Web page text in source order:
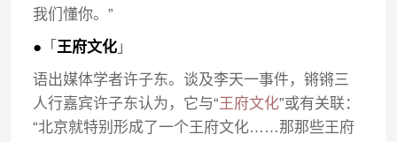
我们懂你。”
● 「王府文化 」
语出媒体学者许子东。谈及李天一事件，锵锵三
人行嘉宾许子东认为，它与“王府文化”或有关联：
“北京就特别形成了一个王府文化……那那些王府